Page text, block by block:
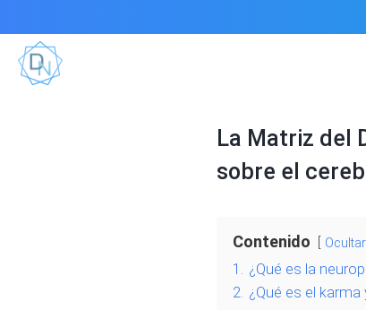
La Matriz del
sobre el
Contenido Ocultar
1. ¿Qué es la
2. ¿Qué es el